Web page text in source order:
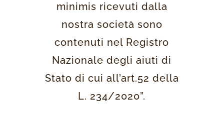
minimis ricevuti dalla
nostra società sono
contenuti nel Registro
Nazionale degli aiuti di
Stato di cui all’art.52 della
L. 234/2020”.